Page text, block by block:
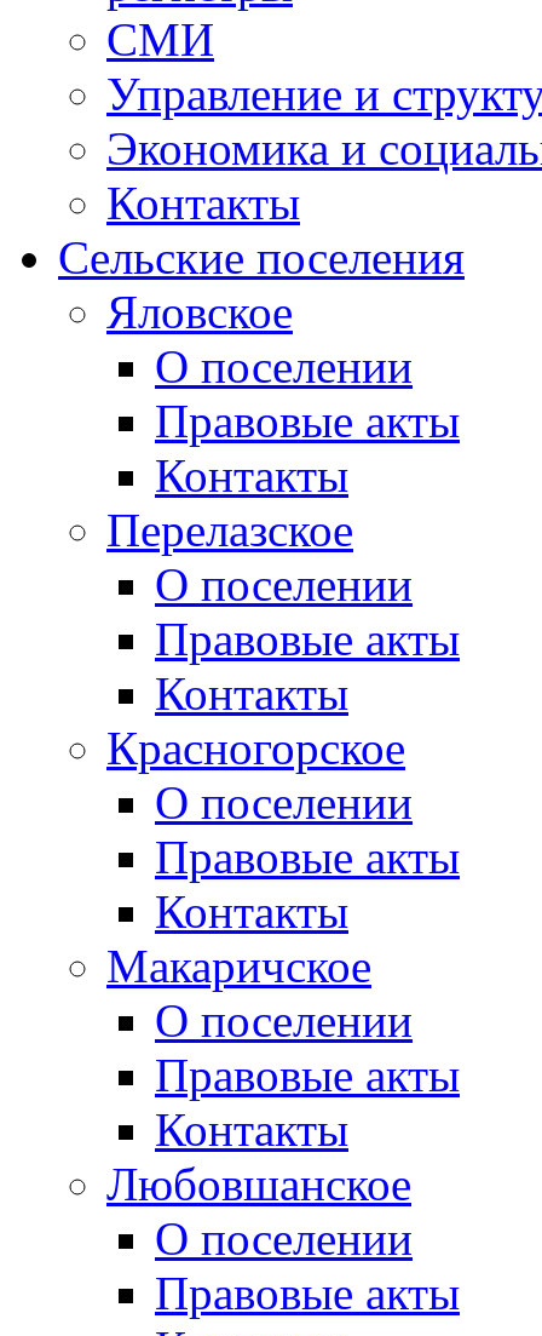
СМИ
Управление и
Экономика и
Контакты
Сельские поселения
Яловское
О поселении
Правовые акты
Контакты
Перелазское
О поселении
Правовые акты
Контакты
Красногорское
О поселении
Правовые акты
Контакты
Макаричское
О поселении
Правовые акты
Контакты
Любовшанское
О поселении
Правовые акты